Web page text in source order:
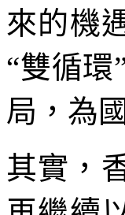
來的機
“雙循環
局，為
其實，